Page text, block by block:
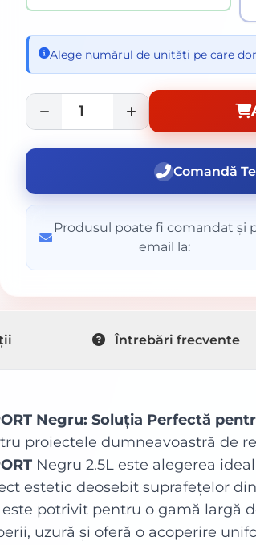
Alege numărul de unități pe care
Comandă
Produsul poate fi comandat și
email la:
Întrebări frecvente
Negru: Soluția Perfectă
proiectele dumneavoastră de
Negru 2.5L este alegerea
estetic deosebit suprafețelor
potrivit pentru o gamă largă
uzură și oferă o acoperire